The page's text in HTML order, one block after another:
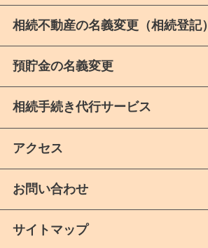
相続不動産の名義変更（相続登記）
預貯金の名義変更
相続手続き代行サービス
アクセス
お問い合わせ
サイトマップ